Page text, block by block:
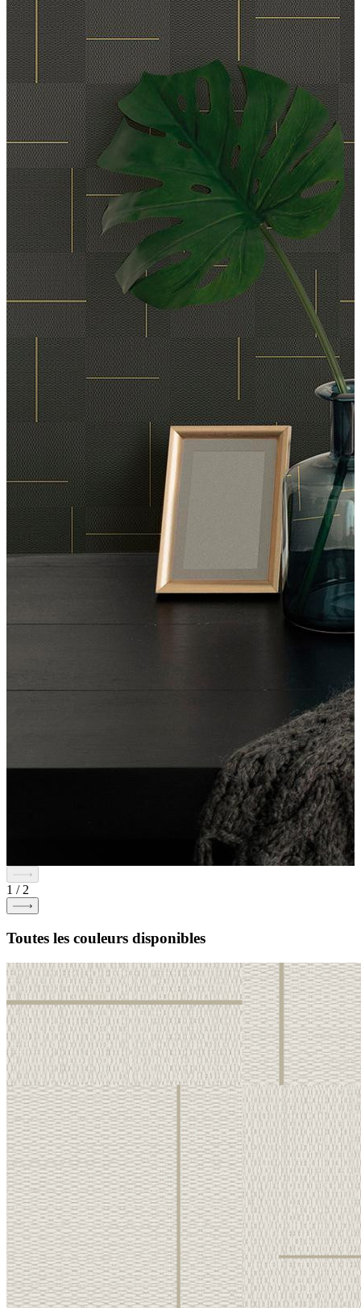
1 / 2
Toutes les couleurs disponibles